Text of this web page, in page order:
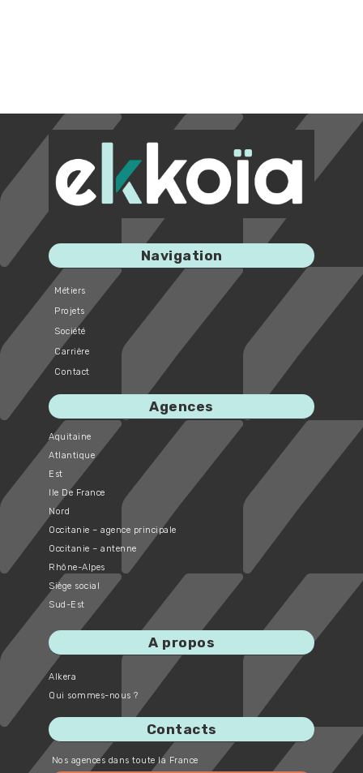
Navigation
Métiers
Projets
Société
Carrière
Contact
Agences
Aquitaine
Atlantique
Est
Ile De France
Nord
Occitanie – agence principale
Occitanie – antenne
Rhône-Alpes
Siège social
Sud-Est
A propos
Alkera
Qui sommes-nous ?
Contacts
Nos agences dans toute la France